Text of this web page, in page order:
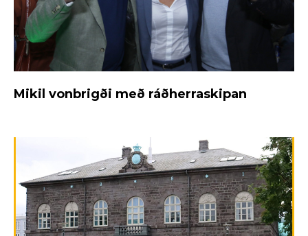
Mikil vonbrigði með ráðherraskipan